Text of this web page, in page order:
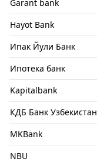
Garant bank
Hayot Bank
Ипак Йули Банк
Ипотека банк
Kapitalbank
КДБ Банк Узбекистан
MKBank
NBU